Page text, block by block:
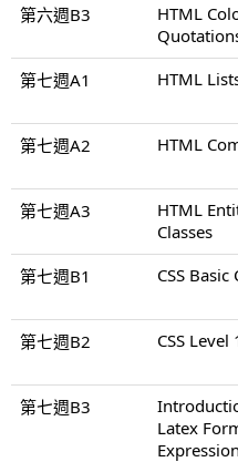
第六週B3
HTML
第七週A1
HTML
第七週A2
HTML
第七週A3
HTML
Classes
第七週B1
CSS
第七週B2
CSS Level
第七週B3
Latex